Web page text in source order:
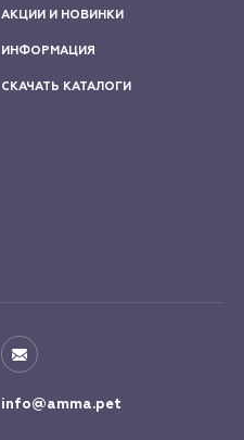
АКЦИИ И НОВИНКИ
ИНФОРМАЦИЯ
СКАЧАТЬ КАТАЛОГИ
info@amma.pet